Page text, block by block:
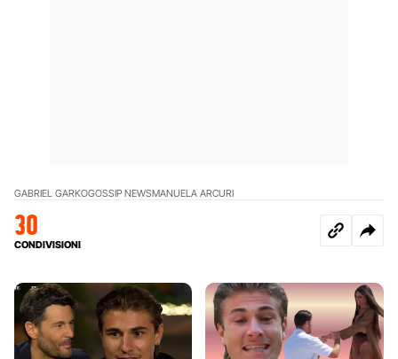
GABRIEL GARKOGOSSIP NEWSMANUELA ARCURI
30
CONDIVISIONI